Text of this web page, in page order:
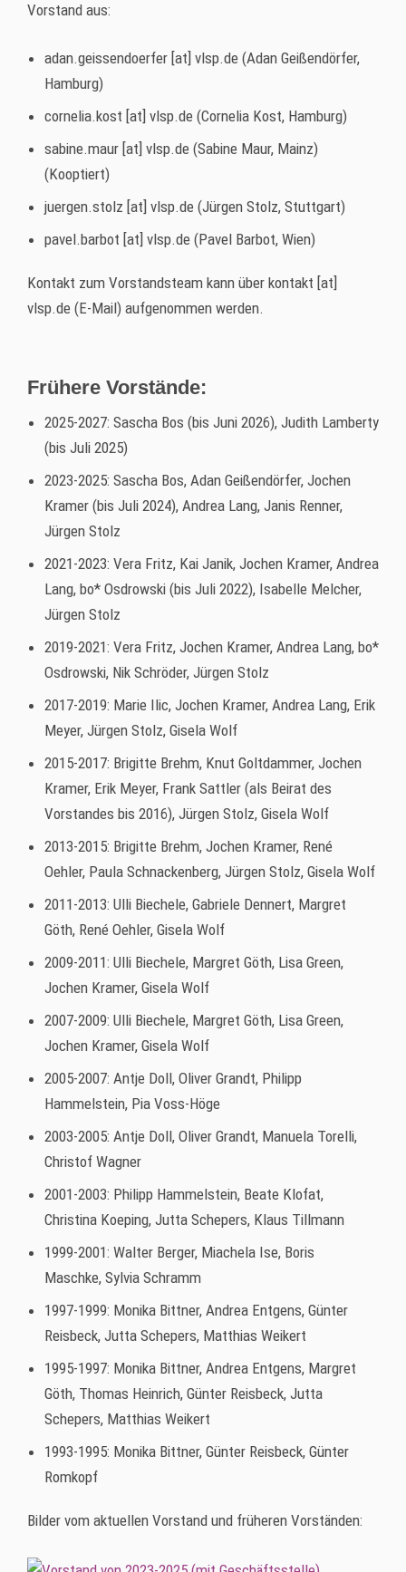
Vorstand aus:
adan.geissendoerfer [at] vlsp.de (Adan Geißendörfer,
Hamburg)
cornelia.kost [at] vlsp.de (Cornelia Kost, Hamburg)
sabine.maur [at] vlsp.de (Sabine Maur, Mainz)
(Kooptiert)
juergen.stolz [at] vlsp.de (Jürgen Stolz, Stuttgart)
pavel.barbot [at] vlsp.de (Pavel Barbot, Wien)
Kontakt zum Vorstandsteam kann über kontakt [at]
vlsp.de (E-Mail) aufgenommen werden.
Frühere Vorstände:
2025-2027: Sascha Bos (bis Juni 2026), Judith Lamberty
(bis Juli 2025)
2023-2025: Sascha Bos, Adan Geißendörfer, Jochen
Kramer (bis Juli 2024), Andrea Lang, Janis Renner,
Jürgen Stolz
2021-2023: Vera Fritz, Kai Janik, Jochen Kramer, Andrea
Lang, bo* Osdrowski (bis Juli 2022), Isabelle Melcher,
Jürgen Stolz
2019-2021: Vera Fritz, Jochen Kramer, Andrea Lang, bo*
Osdrowski, Nik Schröder, Jürgen Stolz
2017-2019: Marie Ilic, Jochen Kramer, Andrea Lang, Erik
Meyer, Jürgen Stolz, Gisela Wolf
2015-2017: Brigitte Brehm, Knut Goltdammer, Jochen
Kramer, Erik Meyer, Frank Sattler (als Beirat des
Vorstandes bis 2016), Jürgen Stolz, Gisela Wolf
2013-2015: Brigitte Brehm, Jochen Kramer, René
Oehler, Paula Schnackenberg, Jürgen Stolz, Gisela Wolf
2011-2013: Ulli Biechele, Gabriele Dennert, Margret
Göth, René Oehler, Gisela Wolf
2009-2011: Ulli Biechele, Margret Göth, Lisa Green,
Jochen Kramer, Gisela Wolf
2007-2009: Ulli Biechele, Margret Göth, Lisa Green,
Jochen Kramer, Gisela Wolf
2005-2007: Antje Doll, Oliver Grandt, Philipp
Hammelstein, Pia Voss-Höge
2003-2005: Antje Doll, Oliver Grandt, Manuela Torelli,
Christof Wagner
2001-2003: Philipp Hammelstein, Beate Klofat,
Christina Koeping, Jutta Schepers, Klaus Tillmann
1999-2001: Walter Berger, Miachela Ise, Boris
Maschke, Sylvia Schramm
1997-1999: Monika Bittner, Andrea Entgens, Günter
Reisbeck, Jutta Schepers, Matthias Weikert
1995-1997: Monika Bittner, Andrea Entgens, Margret
Göth, Thomas Heinrich, Günter Reisbeck, Jutta
Schepers, Matthias Weikert
1993-1995: Monika Bittner, Günter Reisbeck, Günter
Romkopf
Bilder vom aktuellen Vorstand und früheren Vorständen: